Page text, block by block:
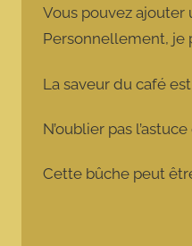
Vous pouvez ajouter
Personnellement, je
La saveur du café
N’oublier pas
Cette bûche peut